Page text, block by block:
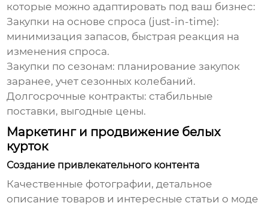
которые можно адаптировать под ваш бизнес:
Закупки на основе спроса (just-in-time):
минимизация запасов, быстрая реакция на
изменения спроса.
Закупки по сезонам: планирование закупок
заранее, учет сезонных колебаний.
Долгосрочные контракты: стабильные
поставки, выгодные цены.
Маркетинг и продвижение белых
курток
Создание привлекательного контента
Качественные фотографии, детальное
описание товаров и интересные статьи о моде